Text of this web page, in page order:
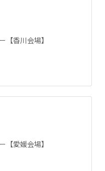
【香川会場】
【愛媛会場】